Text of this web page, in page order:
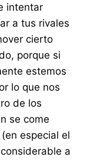
intentar
a tus rivales
cierto
porque si
estemos
lo que nos
de los
se come
especial el
a